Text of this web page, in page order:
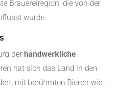
Brauereiregion, die von der
wurde.
der handwerkliche
hat sich das Land in den
mit berühmten Bieren wie :